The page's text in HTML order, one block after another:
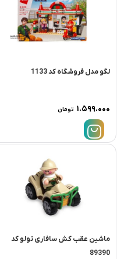
لگو مدل فروشگاه کد 1133
۱.۵۹۹.۰۰۰ تومان
ماشین عقب کش سافاری تولو کد
89390